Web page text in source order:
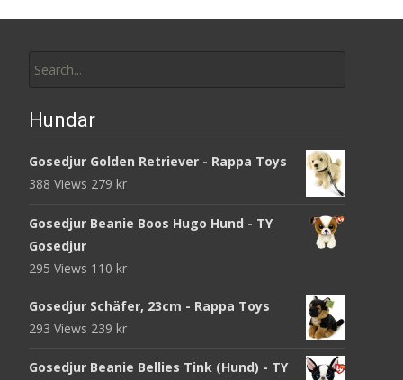
for:
Hundar
Gosedjur Golden Retriever - Rappa Toys
388 Views 279 kr
Gosedjur Beanie Boos Hugo Hund - TY
Gosedjur
295 Views 110 kr
Gosedjur Schäfer, 23cm - Rappa Toys
293 Views 239 kr
Gosedjur Beanie Bellies Tink (Hund) - TY